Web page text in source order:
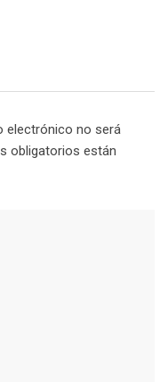
electrónico no será
obligatorios están